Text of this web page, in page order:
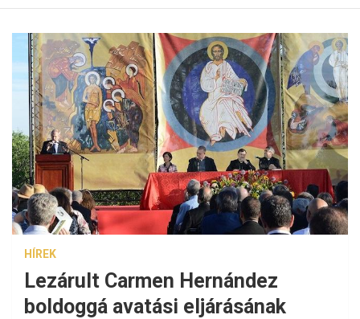
HÍREK
Lezárult Carmen Hernández
boldoggá avatási eljárásának